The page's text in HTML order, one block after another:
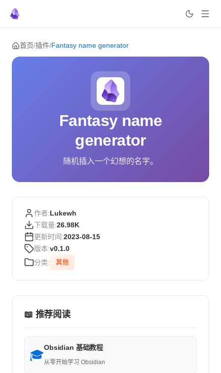
Skip to content
首页/插件/Fantasy name generator
Fantasy name
generator
随机插入一个幻想的名字。
作者:Lukewh
下载量:26.98K
更新时间:2023-08-15
版本:v0.1.0
分类:
其他
📖 推荐阅读
🎓
Obsidian 基础教程
从零开始学习 Obsidian